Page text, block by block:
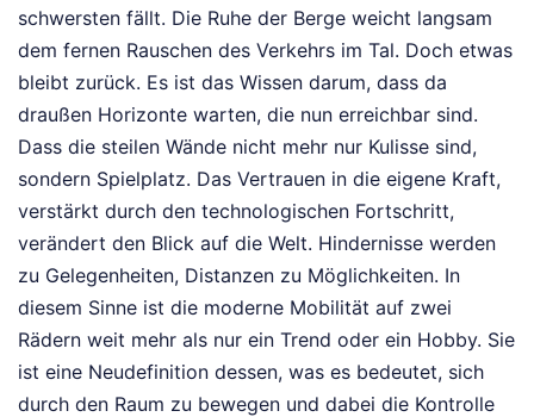
schwersten fällt. Die Ruhe der Berge weicht langsam
dem fernen Rauschen des Verkehrs im Tal. Doch etwas
bleibt zurück. Es ist das Wissen darum, dass da
draußen Horizonte warten, die nun erreichbar sind.
Dass die steilen Wände nicht mehr nur Kulisse sind,
sondern Spielplatz. Das Vertrauen in die eigene Kraft,
verstärkt durch den technologischen Fortschritt,
verändert den Blick auf die Welt. Hindernisse werden
zu Gelegenheiten, Distanzen zu Möglichkeiten. In
diesem Sinne ist die moderne Mobilität auf zwei
Rädern weit mehr als nur ein Trend oder ein Hobby. Sie
ist eine Neudefinition dessen, was es bedeutet, sich
durch den Raum zu bewegen und dabei die Kontrolle